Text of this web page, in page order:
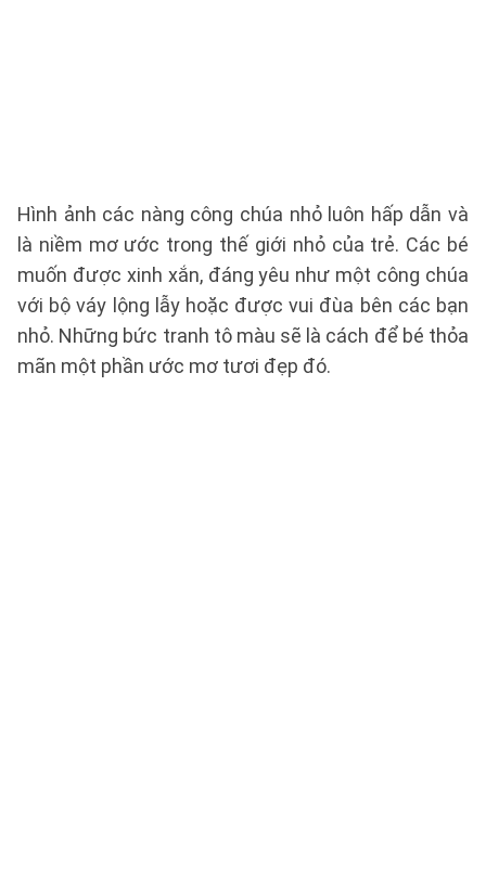
Hình ảnh các nàng công chúa nhỏ luôn hấp dẫn và
là niềm mơ ước trong thế giới nhỏ của trẻ. Các bé
muốn được xinh xắn, đáng yêu như một công chúa
với bộ váy lộng lẫy hoặc được vui đùa bên các bạn
nhỏ. Những bức tranh tô màu sẽ là cách để bé thỏa
mãn một phần ước mơ tươi đẹp đó.